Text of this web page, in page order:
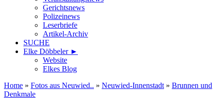
Gerichtsnews
Polizeinews
Leserbriefe
Artikel-Archiv
SUCHE
Elke Döbbeler ►
Website
Elkes Blog
Home » Fotos aus Neuwied.. » Neuwied-Innenstadt » Brunnen und
Denkmale